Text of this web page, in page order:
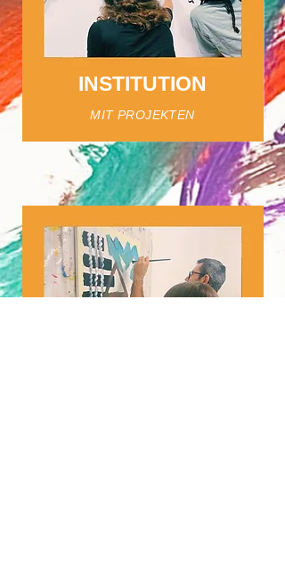
INSTITUTION
MIT PROJEKTEN